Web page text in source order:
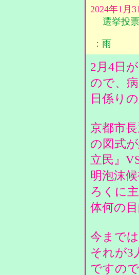
2024年1月
選挙投票
：雨
2月4日
ので、
日係り
京都市
の図式
立民』
明泡沫
ろくに
体何の
今まで
それが3
ですの